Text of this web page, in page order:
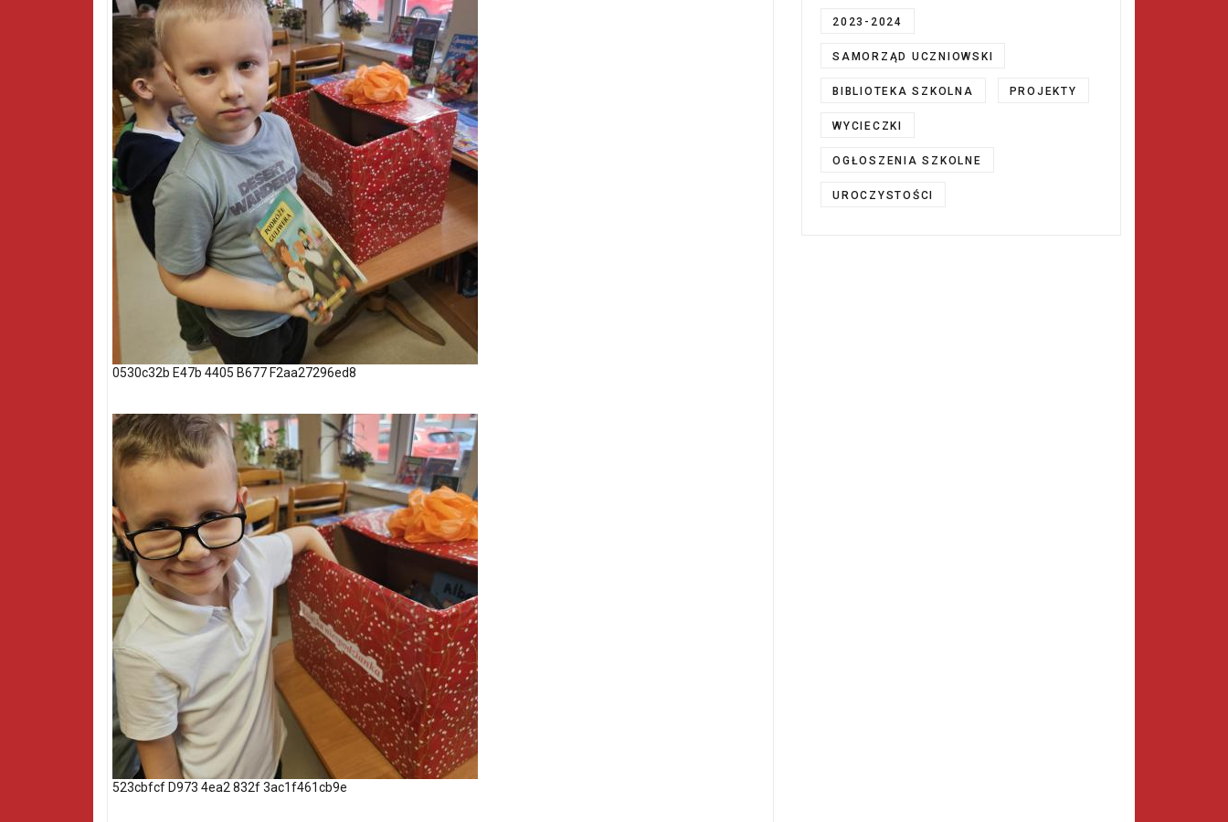
0530c32b E47b 4405 B677 F2aa27296ed8
523cbfcf D973 4ea2 832f 3ac1f461cb9e
2023-2024
SAMORZĄD UCZNIOWSKI
BIBLIOTEKA SZKOLNA PROJEKTY
WYCIECZKI
OGŁOSZENIA SZKOLNE
UROCZYSTOŚCI